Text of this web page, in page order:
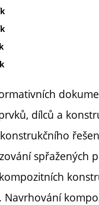
dílců a
spřažených